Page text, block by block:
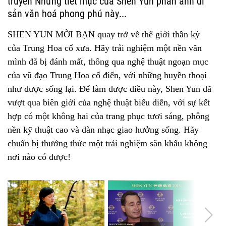
sản văn hoá phong phú này...
SHEN YUN MỜI BẠN quay trở về thế giới thần kỳ
của Trung Hoa cổ xưa. Hãy trải nghiệm một nền văn
mình đã bị đánh mất, thông qua nghệ thuật ngoạn mục
của vũ đạo Trung Hoa cổ điển, với những huyền thoại
như được sống lại. Để làm được điều này, Shen Yun đã
vượt qua biên giới của nghệ thuật biểu diễn, với sự kết
hợp có một không hai của trang phục tươi sáng, phông
nền kỹ thuật cao và dàn nhạc giao hưởng sống. Hãy
chuẩn bị thưởng thức một trải nghiệm sân khấu không
nơi nào có được!
GIÁ VÉ
$210, $190, $160, $130, $110, $100, $90
Sơ đồ ghế ngồi
Qua điện thoại:
877-663-7469
KHÁN GIẢ
Trẻ em phải từ 4 tuổi trở lên.
THỜI LƯỢNG
2 tiếng 15 phút, bao gồm nghỉ giữa giờ
ĐƠN VỊ TỔ CHỨC
Southern USA Falun Dafa Association
DI CHUYỂN